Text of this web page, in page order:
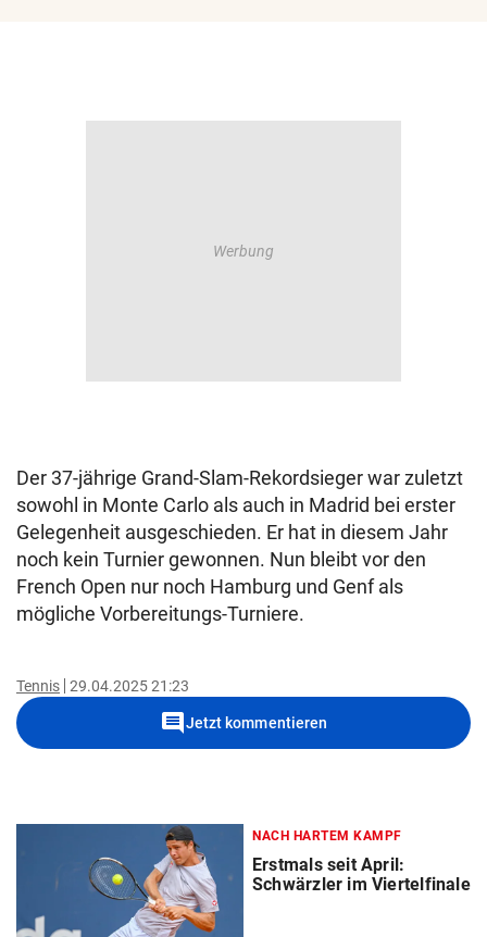
Der 37-jährige Grand-Slam-Rekordsieger war zuletzt
sowohl in Monte Carlo als auch in Madrid bei erster
Gelegenheit ausgeschieden. Er hat in diesem Jahr
noch kein Turnier gewonnen. Nun bleibt vor den
French Open nur noch Hamburg und Genf als
mögliche Vorbereitungs-Turniere.
Tennis 29.04.2025 21:23
commentJetzt kommentieren
NACH HARTEM KAMPF
Erstmals seit April:
Schwärzler im Viertelfinale